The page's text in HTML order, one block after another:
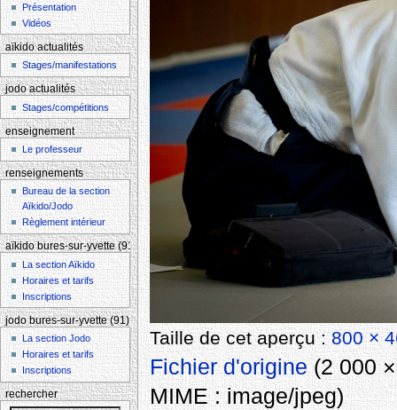
Taille de cet aperçu :800 ×
Fichier d'origine‎(2 000
MIME :image/jpeg)
Présentation
Vidéos
aïkido actualités
Stages/manifestations
jodo actualités
Stages/compétitions
enseignement
Le professeur
renseignements
Bureau de la section
Aïkido/Jodo
Règlement intérieur
aïkido bures-sur-yvette (91)
La section Aïkido
Horaires et tarifs
Inscriptions
jodo bures-sur-yvette (91)
La section Jodo
Horaires et tarifs
Inscriptions
rechercher